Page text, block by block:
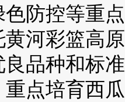
防控等重
河彩篮高
良品种和标
点培育西